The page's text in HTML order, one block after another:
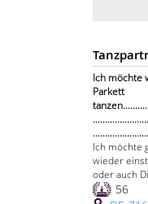
Ich möchte
Parkett
Ich möchte
wieder
oder auch
56